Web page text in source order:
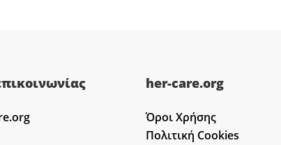
her-care.org
Όροι Χρήσης
Πολιτική Cookies